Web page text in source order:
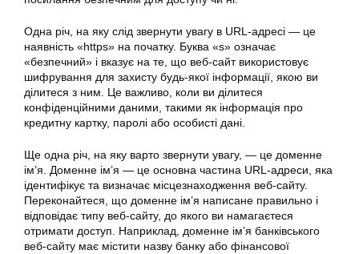
Одна річ, на яку слід звернути увагу в URL-адресі — це
наявність «https» на початку. Буква «s» означає
«безпечний» і вказує на те, що веб-сайт використовує
шифрування для захисту будь-якої інформації, якою ви
ділитеся з ним. Це важливо, коли ви ділитеся
конфіденційними даними, такими як інформація про
кредитну картку, паролі або особисті дані.
Ще одна річ, на яку варто звернути увагу, — це доменне
ім’я. Доменне ім’я — це основна частина URL-адреси, яка
ідентифікує та визначає місцезнаходження веб-сайту.
Переконайтеся, що доменне ім’я написане правильно і
відповідає типу веб-сайту, до якого ви намагаєтеся
отримати доступ. Наприклад, доменне ім’я банківського
веб-сайту має містити назву банку або фінансової